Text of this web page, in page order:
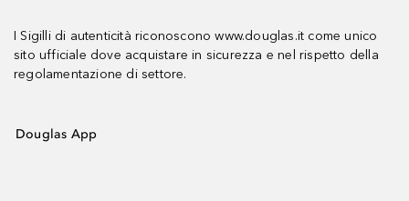
I Sigilli di autenticità riconoscono www.douglas.it come unico
sito ufficiale dove acquistare in sicurezza e nel rispetto della
regolamentazione di settore.
Douglas App